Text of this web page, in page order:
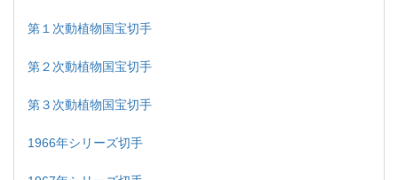
第１次動植物国宝切手
第２次動植物国宝切手
第３次動植物国宝切手
1966年シリーズ切手